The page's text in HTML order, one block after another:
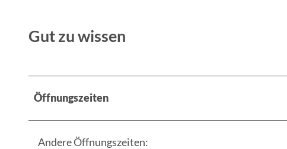
Gut zu wissen
Öffnungszeiten
Andere Öffnungszeiten: